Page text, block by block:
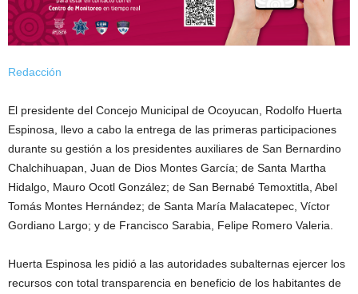
Redacción
El presidente del Concejo Municipal de Ocoyucan, Rodolfo Huerta
Espinosa, llevo a cabo la entrega de las primeras participaciones
durante su gestión a los presidentes auxiliares de San Bernardino
Chalchihuapan, Juan de Dios Montes García; de Santa Martha
Hidalgo, Mauro Ocotl González; de San Bernabé Temoxtitla, Abel
Tomás Montes Hernández; de Santa María Malacatepec, Víctor
Gordiano Largo; y de Francisco Sarabia, Felipe Romero Valeria.
Huerta Espinosa les pidió a las autoridades subalternas ejercer los
recursos con total transparencia en beneficio de los habitantes de